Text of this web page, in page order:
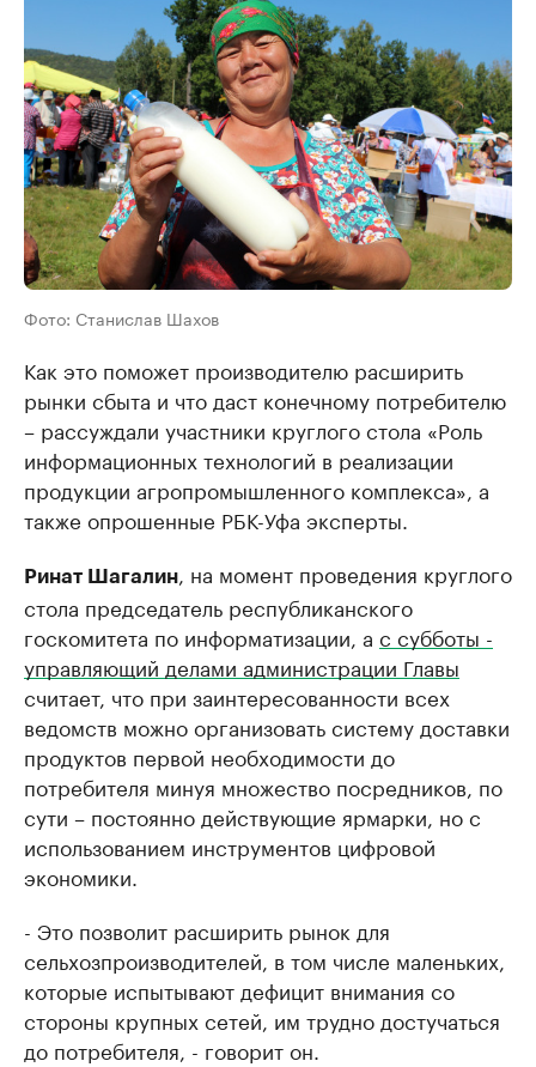
Фото: Станислав Шахов
Как это поможет производителю расширить
рынки сбыта и что даст конечному потребителю
– рассуждали участники круглого стола «Роль
информационных технологий в реализации
продукции агропромышленного комплекса», а
также опрошенные РБК-Уфа эксперты.
Ринат Шагалин, на момент проведения круглого
стола председатель республиканского
госкомитета по информатизации, а с субботы -
управляющий делами администрации Главы
считает, что при заинтересованности всех
ведомств можно организовать систему доставки
продуктов первой необходимости до
потребителя минуя множество посредников, по
сути – постоянно действующие ярмарки, но с
использованием инструментов цифровой
экономики.
- Это позволит расширить рынок для
сельхозпроизводителей, в том числе маленьких,
которые испытывают дефицит внимания со
стороны крупных сетей, им трудно достучаться
до потребителя, - говорит он.